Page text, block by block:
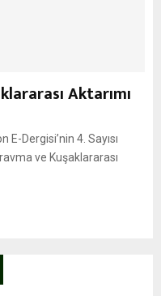
Aktarımı
E-Dergisi’nin 4. Sayısı
ve Kuşaklararası